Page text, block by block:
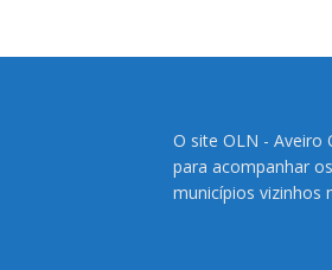
O site OLN - Aveiro
para acompanhar
municípios vizinhos